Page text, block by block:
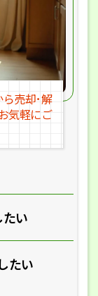
い
たい
ら売却･解
気軽にご